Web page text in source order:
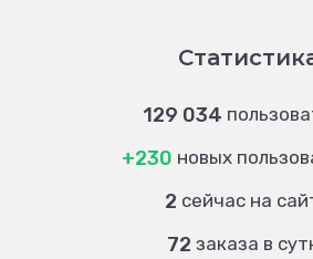
129 034
+230 новых
2 сейчас на
72 заказа в